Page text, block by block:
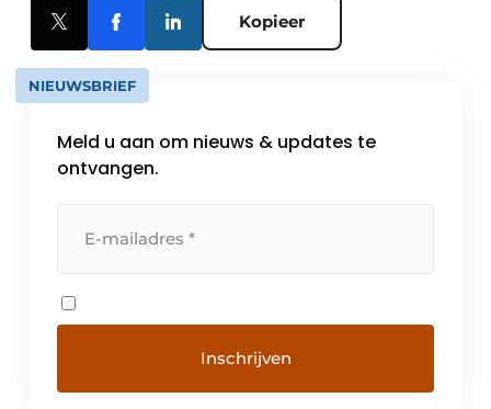
Kopieer
NIEUWSBRIEF
Meld u aan om nieuws & updates te
ontvangen.